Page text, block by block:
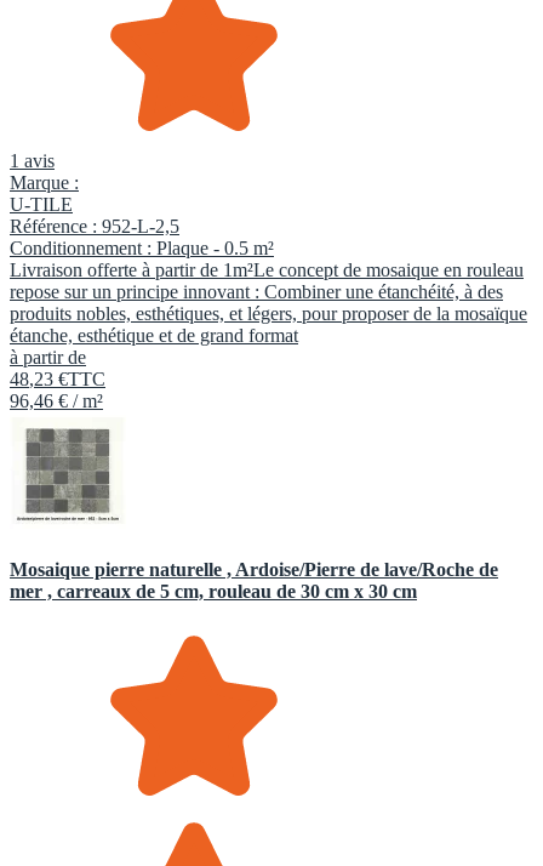
1 avis
Marque :
U-TILE
Référence : 952-L-2,5
Conditionnement : Plaque - 0.5 m²
Livraison offerte à partir de 1m²Le concept de mosaique en rouleau
repose sur un principe innovant : Combiner une étanchéité, à des
produits nobles, esthétiques, et légers, pour proposer de la mosaïque
étanche, esthétique et de grand format
à partir de
48,23 €TTC
96,46 € / m²
Mosaique pierre naturelle , Ardoise/Pierre de lave/Roche de
mer , carreaux de 5 cm, rouleau de 30 cm x 30 cm